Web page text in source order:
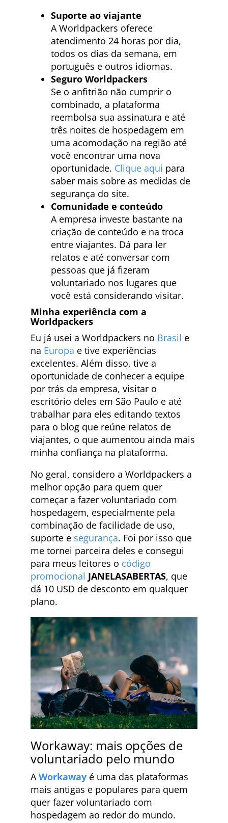
Suporte ao viajante
A Worldpackers oferece
atendimento 24 horas por dia,
todos os dias da semana, em
português e outros idiomas.
Seguro Worldpackers
Se o anfitrião não cumprir o
combinado, a plataforma
reembolsa sua assinatura e até
três noites de hospedagem em
uma acomodação na região até
você encontrar uma nova
oportunidade. Clique aqui para
saber mais sobre as medidas de
segurança do site.
Comunidade e conteúdo
A empresa investe bastante na
criação de conteúdo e na troca
entre viajantes. Dá para ler
relatos e até conversar com
pessoas que já fizeram
voluntariado nos lugares que
você está considerando visitar.
Minha experiência com a
Worldpackers
Eu já usei a Worldpackers no Brasil e
na Europa e tive experiências
excelentes. Além disso, tive a
oportunidade de conhecer a equipe
por trás da empresa, visitar o
escritório deles em São Paulo e até
trabalhar para eles editando textos
para o blog que reúne relatos de
viajantes, o que aumentou ainda mais
minha confiança na plataforma.
No geral, considero a Worldpackers a
melhor opção para quem quer
começar a fazer voluntariado com
hospedagem, especialmente pela
combinação de facilidade de uso,
suporte e segurança. Foi por isso que
me tornei parceira deles e consegui
para meus leitores o código
promocional JANELASABERTAS, que
dá 10 USD de desconto em qualquer
plano.
Workaway: mais opções de
voluntariado pelo mundo
A Workaway é uma das plataformas
mais antigas e populares para quem
quer fazer voluntariado com
hospedagem ao redor do mundo.